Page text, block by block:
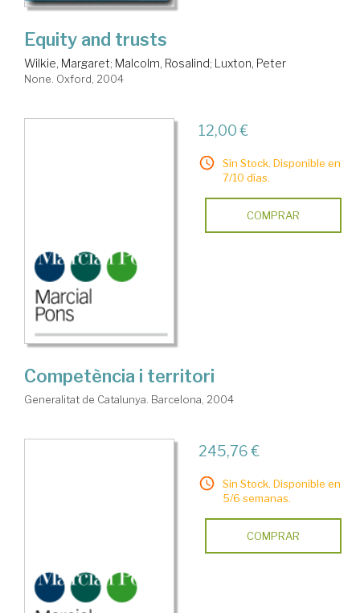
Equity and trusts
Wilkie, Margaret; Malcolm, Rosalind; Luxton, Peter
None. Oxford, 2004
12,00 €
Sin Stock. Disponible en
7/10 días.
COMPRAR
Competència i territori
Generalitat de Catalunya. Barcelona, 2004
245,76 €
Sin Stock. Disponible en
5/6 semanas.
COMPRAR